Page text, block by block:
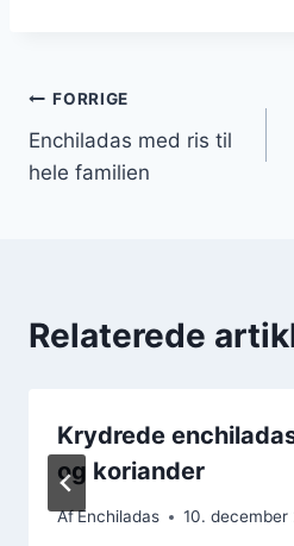
FORRIGE
Enchiladas med ris til
hele familien
Relaterede
Krydrede
og koriander
AfEnchiladas 10. december